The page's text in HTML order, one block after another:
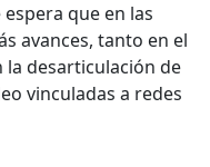
que en las
avances, tanto en el
desarticulación de
vinculadas a redes